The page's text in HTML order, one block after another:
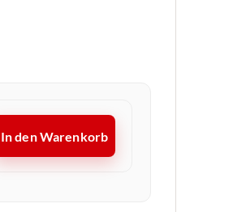
In den Warenkorb